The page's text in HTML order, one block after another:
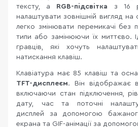
тексту, а RGB-підсвітка з 16
налаштувати зовнішній вигляд
легко змінювати перемикачі без
типи або замінюючи їх миттєво.
гравців, які хочуть
натискання клавіш.
Клавіатура має 85 клавіш та
TFT-дисплеєм. Він відображає
включаючи стан підключення,
дату, час та поточні
дисплей за допомогою
екрана та GIF-анімації за